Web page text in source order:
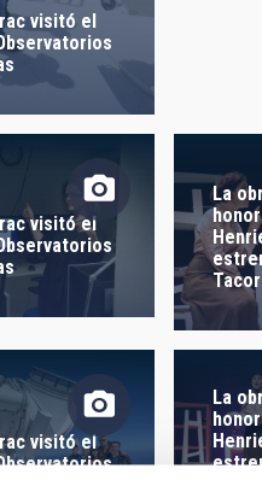
visitó el
visitó el
La
visitó el
La